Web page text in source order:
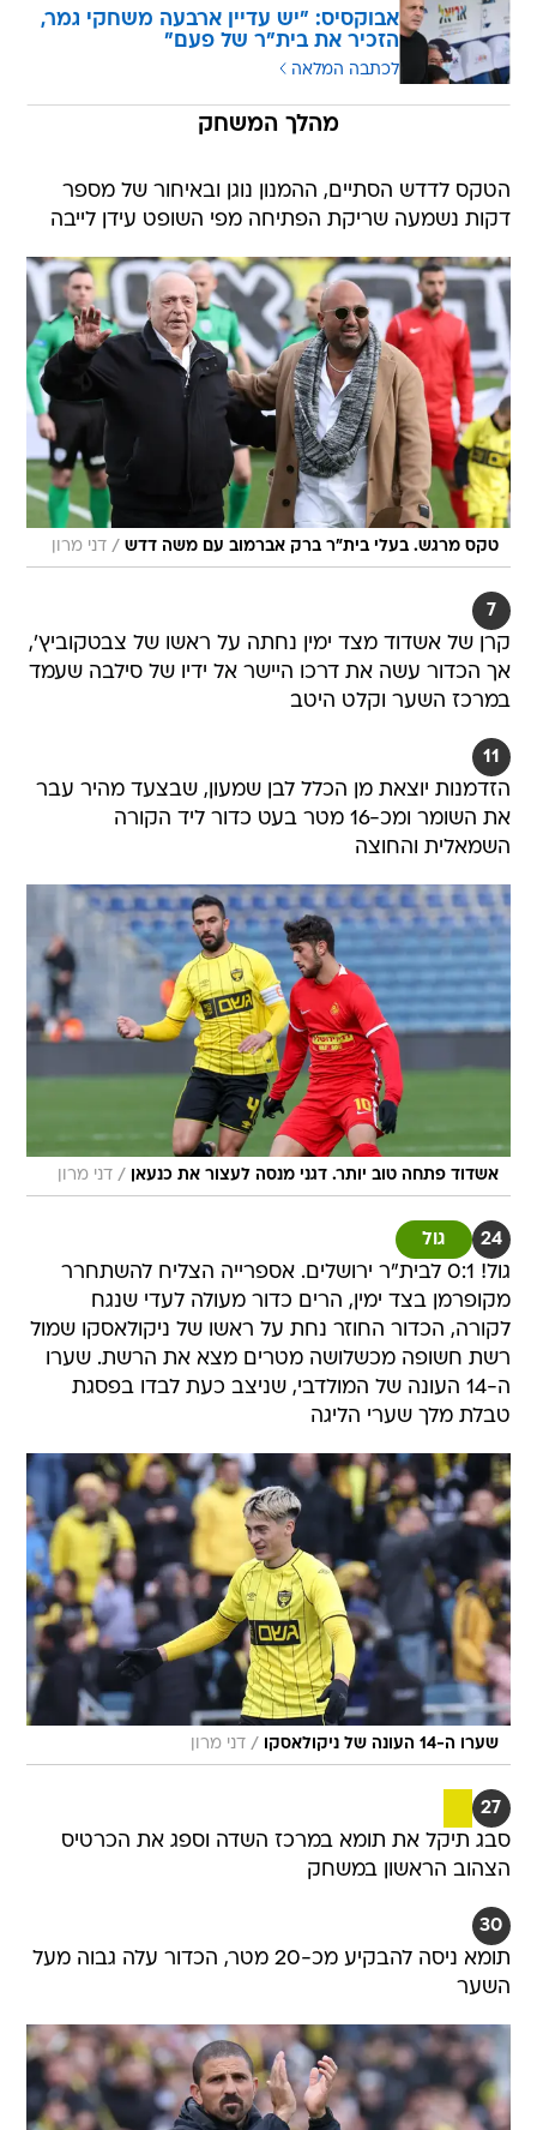
אבוקסיס: "יש עדיין ארבעה משחקי גמר,
הזכיר את בית"ר של פעם"
לכתבה המלאה
מהלך המשחק
הטקס לדדש הסתיים, ההמנון נוגן ובאיחור של מספר
דקות נשמעה שריקת הפתיחה מפי השופט עידן לייבה
טקס מרגש. בעלי בית"ר ברק אברמוב עם משה דדש / דני מרון
7
קרן של אשדוד מצד ימין נחתה על ראשו של צבטקוביץ',
אך הכדור עשה את דרכו היישר אל ידיו של סילבה שעמד
במרכז השער וקלט היטב
11
הזדמנות יוצאת מן הכלל לבן שמעון, שבצעד מהיר עבר
את השומר ומכ-16 מטר בעט כדור ליד הקורה
השמאלית והחוצה
אשדוד פתחה טוב יותר. דגני מנסה לעצור את כנעאן / דני מרון
24 גול
גול! 0:1 לבית"ר ירושלים. אספרייה הצליח להשתחרר
מקופרמן בצד ימין, הרים כדור מעולה לעדי שנגח
לקורה, הכדור החוזר נחת על ראשו של ניקולאסקו שמול
רשת חשופה מכשלושה מטרים מצא את הרשת. שערו
ה-14 העונה של המולדבי, שניצב כעת לבדו בפסגת
טבלת מלך שערי הליגה
שערו ה-14 העונה של ניקולאסקו / דני מרון
27
סבג תיקל את תומא במרכז השדה וספג את הכרטיס
הצהוב הראשון במשחק
30
תומא ניסה להבקיע מכ-20 מטר, הכדור עלה גבוה מעל
השער